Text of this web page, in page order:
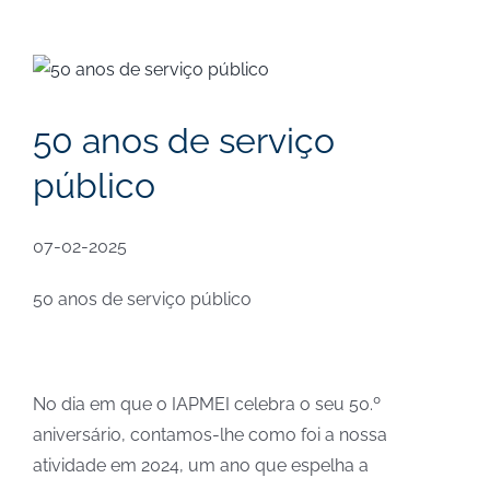
View
Image
50 anos de serviço
público
07-02-2025
50 anos de serviço público
No dia em que o IAPMEI celebra o seu 50.º
aniversário, contamos-lhe como foi a nossa
atividade em 2024, um ano que espelha a